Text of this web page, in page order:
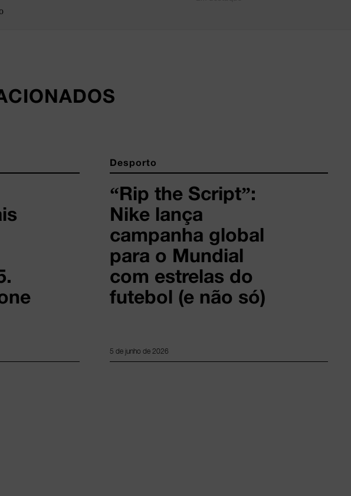
Desporto
“Rip the Script”:
Nike lança
campanha global
para o Mundial
com estrelas do
futebol (e não só)
5 de junho de 2026